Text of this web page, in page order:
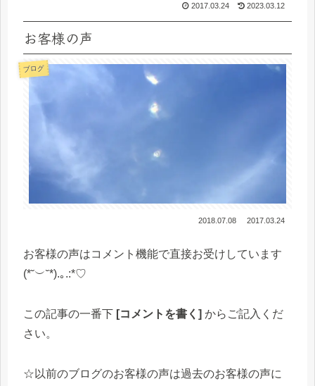
2017.03.24 2023.03.12
お客様の声
ブログ
2018.07.08 2017.03.24
お客様の声はコメント機能で直接お受けしています
(*˘︶˘*).｡.:*♡
この記事の一番下 [コメントを書く] からご記入くだ
さい。
☆以前のブログのお客様の声は過去のお客様の声に